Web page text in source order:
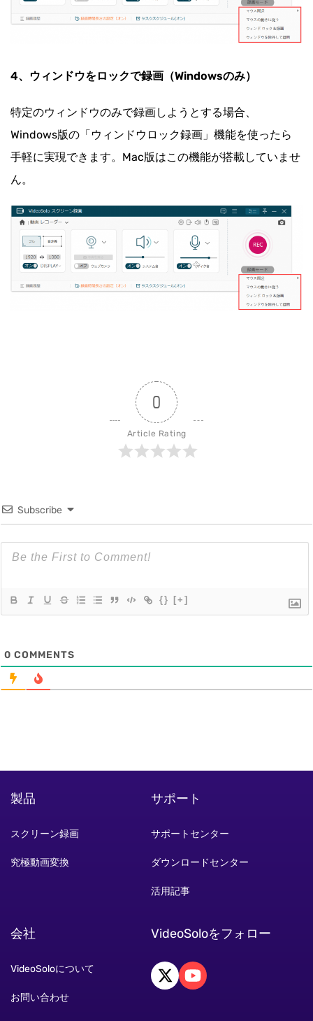
4、ウィンドウをロックで録画（Windowsのみ）
特定のウィンドウのみで録画しようとする場合、
Windows版の「ウィンドウロック録画」機能を使ったら
手軽に実現できます。Mac版はこの機能が搭載していませ
ん。
0
Article Rating
Subscribe
{} [+]
0 COMMENTS
製品
スクリーン録画
究極動画変換
サポート
サポートセンター
ダウンロードセンター
活用記事
会社
VideoSoloについて
お問い合わせ
VideoSoloをフォロー